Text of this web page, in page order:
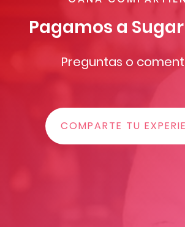
Pagamos a
Preguntas o
COMPARTE TU